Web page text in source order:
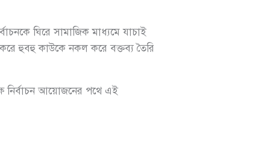
ঘিরে সামাজিক মাধ্যমে যাচাই
করে হুবহু কাউকে নকল করে বক্তব্য তৈরি
নির্বাচন আয়োজনের পথে এই